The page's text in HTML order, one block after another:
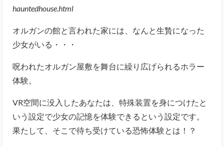
hauntedhouse.html
オルガンの館と言われた家には、なんと生贄になった
少女がいる・・・
呪われたオルガン屋敷を舞台に繰り広げられるホラー
体験。
VR空間に没入したあなたは、特殊装置を身につけたと
いう設定で少女の記憶を体験できるという設定です。
果たして、そこで待ち受けている恐怖体験とは！？